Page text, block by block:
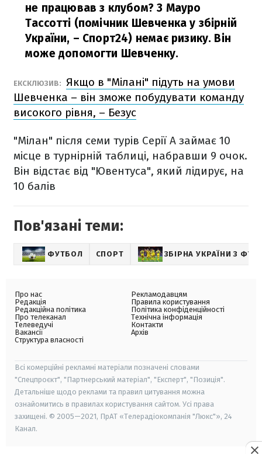
не працював з клубом? З Мауро
Тассотті (помічник Шевченка у збірній
України, – Спорт24) немає ризику. Він
може допомогти Шевченку.
ЕКСКЛЮЗИВ: Якщо в "Мілані" підуть на умови
Шевченка – він зможе побудувати команду
високого рівня, – Безус
"Мілан" після семи турів Серії А займає 10
місце в турнірній таблиці, набравши 9 очок.
Він відстає від "Ювентуса", який лідирує, на
10 балів
Пов'язані теми:
ФУТБОЛ СПОРТ ЗБІРНА УКРАЇНИ З
Про нас
Редакція
Редакційна політика
Про телеканал
Телеведучі
Вакансії
Структура власності
Рекламодавцям
Правила користування
Політика конфіденційності
Технічна інформація
Контакти
Архів
Всі комерційні рекламні матеріали позначені словами
"Спецпроєкт", "Партнерський матеріал", "Експерт", "Позиція".
Детальніше щодо реклами та правил цитування можна
ознайомитись в правилах користування сайтом. Усі права
захищені. © 2005—2021, ПрАТ «Телерадіокомпанія "Люкс"», 24
Канал.